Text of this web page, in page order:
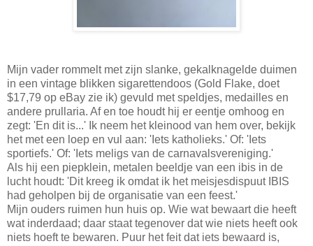
Mijn vader rommelt met zijn slanke, gekalknagelde duimen
in een vintage blikken sigarettendoos (Gold Flake, doet
$17,79 op eBay zie ik) gevuld met speldjes, medailles en
andere prullaria. Af en toe houdt hij er eentje omhoog en
zegt: 'En dit is...' Ik neem het kleinood van hem over, bekijk
het met een loep en vul aan: 'Iets katholieks.' Of: 'Iets
sportiefs.' Of: 'Iets meligs van de carnavalsvereniging.'
Als hij een piepklein, metalen beeldje van een ibis in de
lucht houdt: 'Dit kreeg ik omdat ik het meisjesdispuut IBIS
had geholpen bij de organisatie van een feest.'
Mijn ouders ruimen hun huis op. Wie wat bewaart die heeft
wat inderdaad; daar staat tegenover dat wie niets heeft ook
niets hoeft te bewaren. Puur het feit dat iets bewaard is,